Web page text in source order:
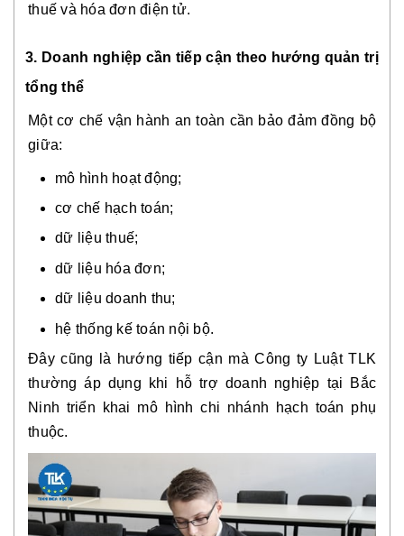
thuế và hóa đơn điện tử.
3. Doanh nghiệp cần tiếp cận theo hướng quản trị
tổng thể
Một cơ chế vận hành an toàn cần bảo đảm đồng bộ
giữa:
mô hình hoạt động;
cơ chế hạch toán;
dữ liệu thuế;
dữ liệu hóa đơn;
dữ liệu doanh thu;
hệ thống kế toán nội bộ.
Đây cũng là hướng tiếp cận mà Công ty Luật TLK
thường áp dụng khi hỗ trợ doanh nghiệp tại Bắc
Ninh triển khai mô hình chi nhánh hạch toán phụ
thuộc.